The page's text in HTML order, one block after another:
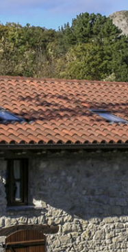
TIENDA
AGENDA
OFERTAS
CONTACTO